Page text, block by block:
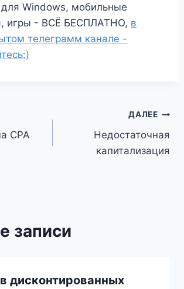
Windows, мобильные
игры - ВСЁ БЕСПЛАТНО, в
телеграмм канале -
CPA
ДАЛЕЕ
Недостаточная
капитализация
записи
дисконтированных